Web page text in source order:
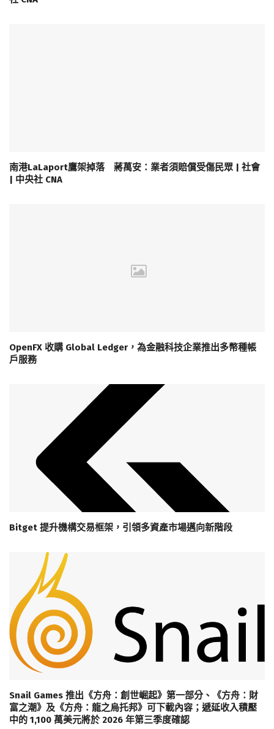
南港LaLaport鷹架掉落 蔣萬安：業者須賠償受傷民眾 | 社會
| 中央社 CNA
OpenFX 收購 Global Ledger，為金融科技企業推出多幣種帳
戶服務
Bitget 提升機構交易框架，引領多資產市場邁向新階段
Snail Games 推出《方舟：創世崛起》第一部分、《方舟：財
富之潮》及《方舟：龍之烏托邦》可下載內容；遞延收入積壓
中的 1,100 萬美元將於 2026 年第三季度確認